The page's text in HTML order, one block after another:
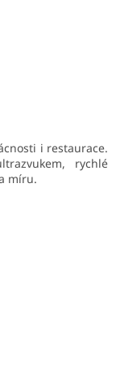
i restaurace.
rychlé
míru.